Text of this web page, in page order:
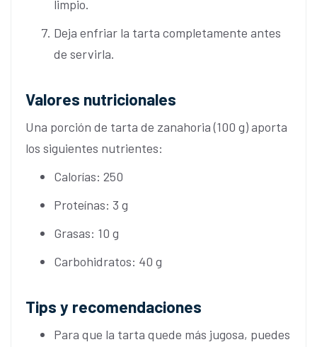
limpio.
Deja enfriar la tarta completamente antes
de servirla.
Valores nutricionales
Una porción de tarta de zanahoria (100 g) aporta
los siguientes nutrientes:
Calorías: 250
Proteínas: 3 g
Grasas: 10 g
Carbohidratos: 40 g
Tips y recomendaciones
Para que la tarta quede más jugosa, puedes